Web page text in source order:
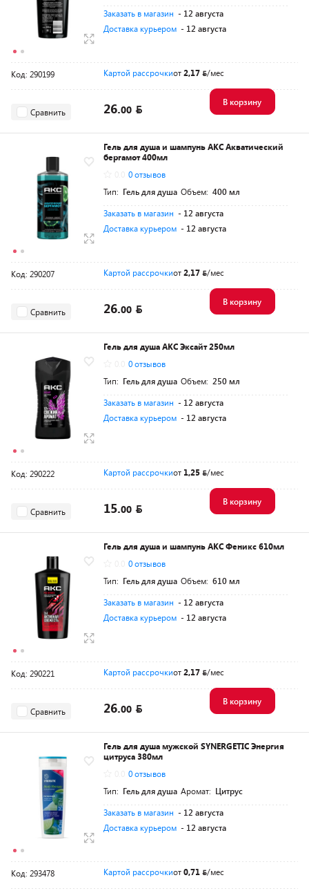
Заказать в магазин - 12 августа
Доставка курьером - 12 августа
Код: 290199 Картой рассрочкиот2,17 /мес
Сравнить 26.00
В корзину
Гель для душа и шампунь АКС Акватический
бергамот 400мл
0 отзывов
Тип: Гель для душа Объем: 400 мл
Заказать в магазин - 12 августа
Доставка курьером - 12 августа
Код: 290207 Картой рассрочкиот2,17 /мес
Сравнить 26.00
В корзину
Гель для душа АКС Эксайт 250мл
0 отзывов
Тип: Гель для душа Объем: 250 мл
Заказать в магазин - 12 августа
Доставка курьером - 12 августа
Код: 290222 Картой рассрочкиот 1,25 /мес
Сравнить 15.00
В корзину
Гель для душа и шампунь АКС Феникс 610мл
0 отзывов
Тип: Гель для душа Объем: 610 мл
Заказать в магазин - 12 августа
Доставка курьером - 12 августа
Код: 290221 Картой рассрочкиот2,17 /мес
Сравнить 26.00
В корзину
Гель для душа мужской SYNERGETIC Энергия
цитруса 380мл
0 отзывов
Тип: Гель для душа Аромат: Цитрус
Заказать в магазин - 12 августа
Доставка курьером - 12 августа
Код: 293478 Картой рассрочкиот0,71 /мес